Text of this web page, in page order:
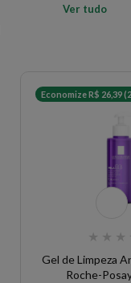
Ver tudo
Economize R$ 26,39
★ ★ ★
Gel de Limpeza
Roche-